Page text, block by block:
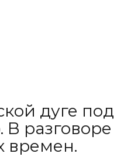
дуге под
разговоре
времен.